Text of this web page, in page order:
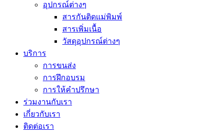
อุปกรณ์ต่างๆ
สารกันติดแม่พิมพ์
สารเพิ่มเนื้อ
วัสดุอุปกรณ์ต่างๆ
บริการ
การขนส่ง
การฝึกอบรม
การให้คำปรึกษา
ร่วมงานกับเรา
เกี่ยวกับเรา
ติดต่อเรา